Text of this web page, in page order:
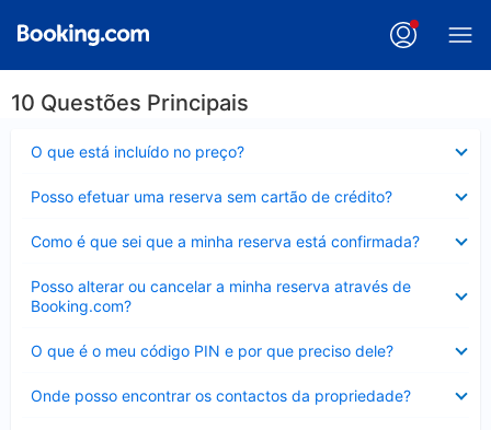
10 Questões Principais
O que está incluído no preço?
fechado
Posso efetuar uma reserva sem cartão de crédito?
fechado
Como é que sei que a minha reserva está confirmada?
fechado
Posso alterar ou cancelar a minha reserva através de
Booking.com?
fechado
O que é o meu código PIN e por que preciso dele?
fechado
Onde posso encontrar os contactos da propriedade?
fechado